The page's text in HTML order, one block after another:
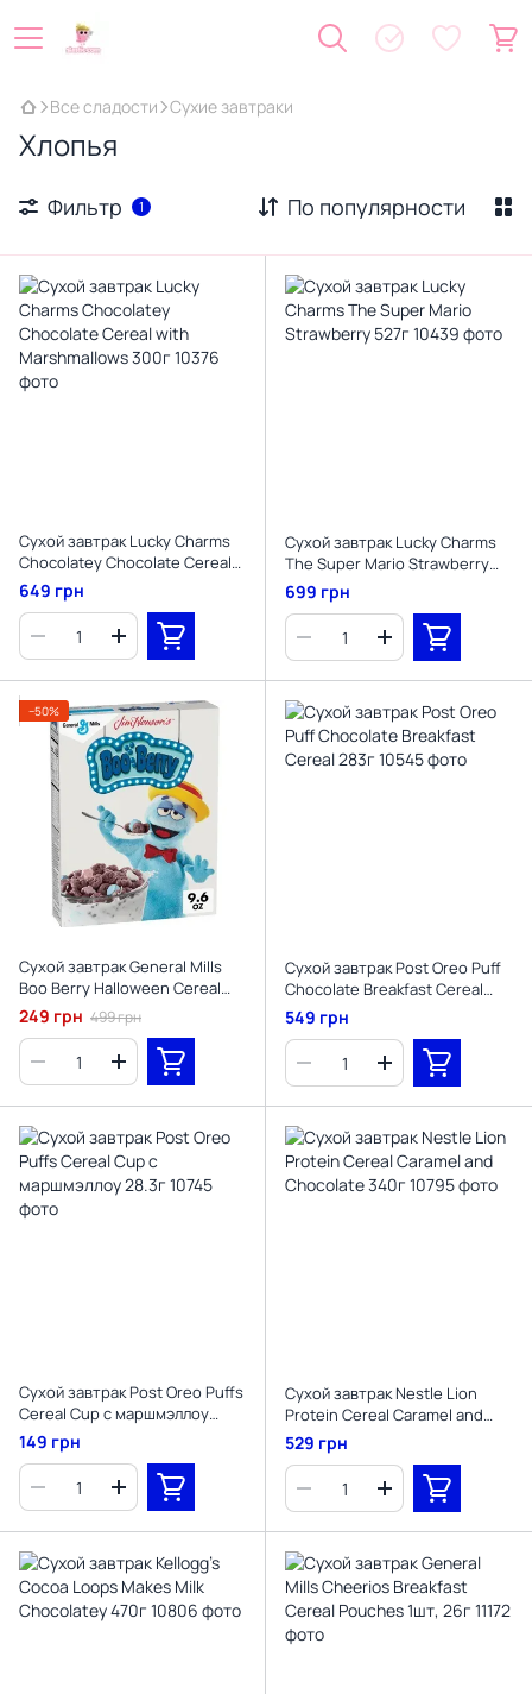
Все сладости Сухие завтраки
Хлопья
Фильтр 1 По популярности
Сухой завтрак Lucky Charms
Chocolatey Chocolate Cereal
with Marshmallows 300г
649 грн
Сухой завтрак Lucky Charms
The Super Mario Strawberry
527г
699 грн
−50%
Сухой завтрак General Mills
Boo Berry Halloween Cereal
272г (Пошкоджена коробка)
249 грн 499 грн
Сухой завтрак Post Oreo Puff
Chocolate Breakfast Cereal
283г
549 грн
Сухой завтрак Post Oreo Puffs
Cereal Cup с маршмэллоу
28.3г
149 грн
Сухой завтрак Nestle Lion
Protein Cereal Caramel and
Chocolate 340г
529 грн